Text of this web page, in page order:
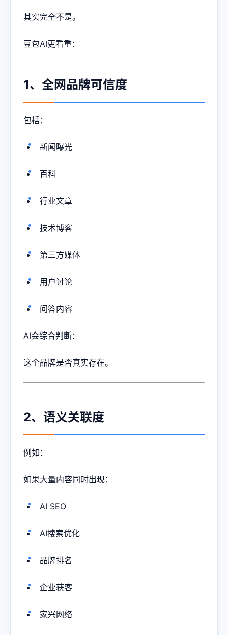
其实完全不是。
豆包AI更看重：
1、全网品牌可信度
包括：
新闻曝光
百科
行业文章
技术博客
第三方媒体
用户讨论
问答内容
AI会综合判断：
这个品牌是否真实存在。
2、语义关联度
例如：
如果大量内容同时出现：
AI SEO
AI搜索优化
品牌排名
企业获客
家兴网络